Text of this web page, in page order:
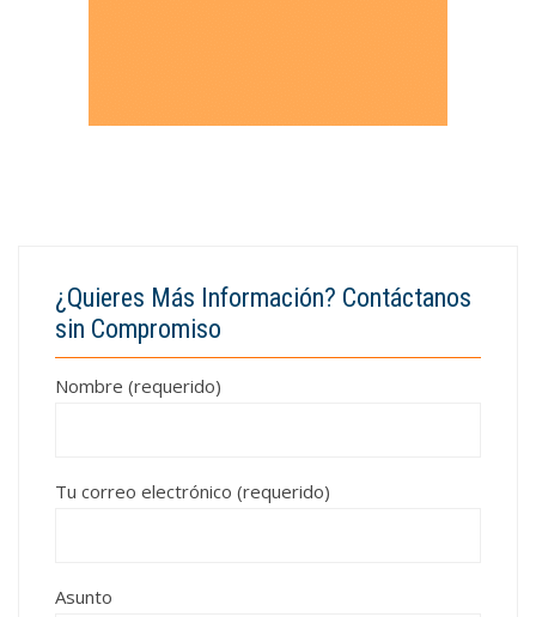
¿Quieres Más Información? Contáctanos
sin Compromiso
Nombre (requerido)
Tu correo electrónico (requerido)
Asunto